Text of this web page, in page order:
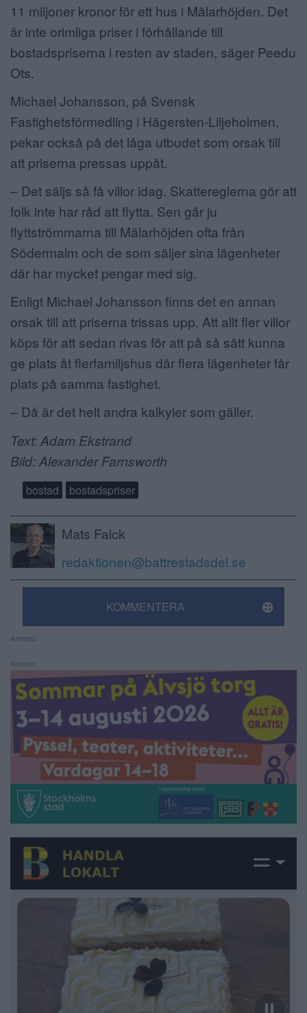
11 miljoner kronor för ett hus i Mälarhöjden. Det
är inte orimliga priser i förhållande till
bostadspriserna i resten av staden, säger Peedu
Ots.
Michael Johansson, på Svensk
Fastighetsförmedling i Hägersten-Liljeholmen,
pekar också på det låga utbudet som orsak till
att priserna pressas uppåt.
– Det säljs så få villor idag. Skattereglerna gör att
folk inte har råd att flytta. Sen går ju
flyttströmmarna till Mälarhöjden ofta från
Södermalm och de som säljer sina lägenheter
där har mycket pengar med sig.
Enligt Michael Johansson finns det en annan
orsak till att priserna trissas upp. Att allt fler villor
köps för att sedan rivas för att på så sätt kunna
ge plats åt flerfamiljshus där flera lägenheter får
plats på samma fastighet.
– Då är det helt andra kalkyler som gäller.
Text: Adam Ekstrand
Bild: Alexander Farnsworth
bostad bostadspriser
Mats Falck
redaktionen@battrestadsdel.se
KOMMENTERA
Annons:
Annons: